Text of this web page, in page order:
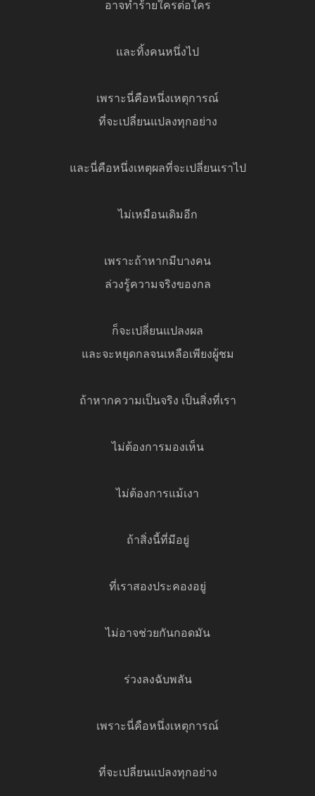
อาจทำร้ายใครต่อใคร
และทิ้งคนหนึ่งไป
เพราะนี่คือหนึ่งเหตุการณ์
ที่จะเปลี่ยนแปลงทุกอย่าง
และนี่คือหนึ่งเหตุผลที่จะเปลี่ยนเราไป
ไม่เหมือนเดิมอีก
เพราะถ้าหากมีบางคน
ล่วงรู้ความจริงของกล
ก็จะเปลี่ยนแปลงผล
และจะหยุดกลจนเหลือเพียงผู้ชม
ถ้าหากความเป็นจริง เป็นสิ่งที่เรา
ไม่ต้องการมองเห็น
ไม่ต้องการแม้เงา
ถ้าสิ่งนี้ที่มีอยู่
ที่เราสองประคองอยู่
ไม่อาจช่วยกันกอดมัน
ร่วงลงฉับพลัน
เพราะนี่คือหนึ่งเหตุการณ์
ที่จะเปลี่ยนแปลงทุกอย่าง